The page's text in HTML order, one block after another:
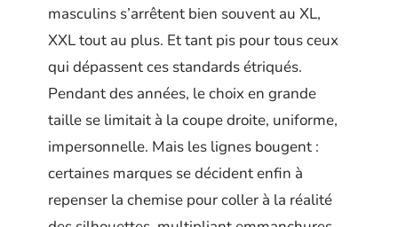
masculins s’arrêtent bien souvent au XL,
XXL tout au plus. Et tant pis pour tous ceux
qui dépassent ces standards étriqués.
Pendant des années, le choix en grande
taille se limitait à la coupe droite, uniforme,
impersonnelle. Mais les lignes bougent :
certaines marques se décident enfin à
repenser la chemise pour coller à la réalité